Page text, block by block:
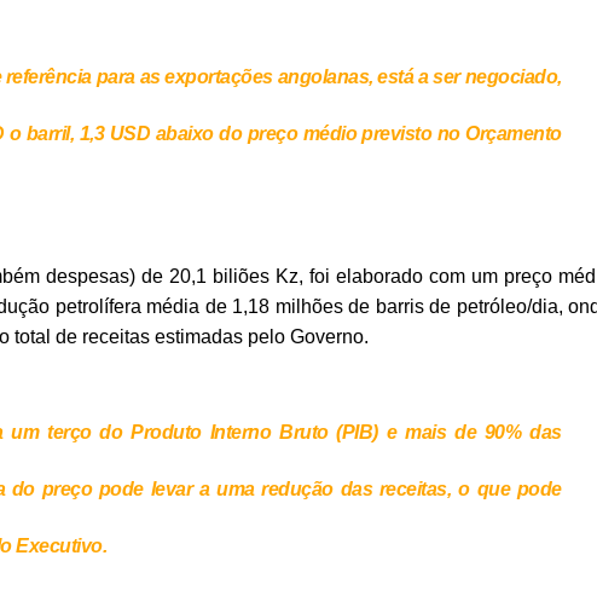
para as exportações angolanas, está a ser negociado,
o barril, 1,3 USD abaixo do preço médio previsto no Orçamento
despesas) de 20,1 biliões Kz, foi elaborado com um preço
petrolífera média de 1,18 milhões de barris de petróleo/dia,
total de receitas estimadas pelo Governo.
um terço do Produto Interno Bruto (PIB) e mais de 90% das
do preço pode levar a uma redução das receitas, o que pode
Executivo.